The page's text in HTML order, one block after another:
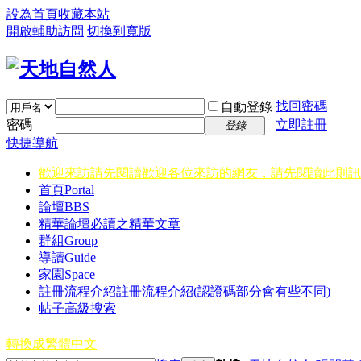
設為首頁收藏本站
開啟輔助訪問 切換到寬版
自動登錄 找回密碼
密碼
登錄
立即註冊
快捷導航
歡迎來訪請先閱讀歡迎各位來訪的網友，請先閱讀此則
首頁Portal
論壇BBS
精華論壇必讀之精華文章
群組Group
導讀Guide
家園 Space
註冊流程介紹註冊流程介紹(認證碼部分會有些不同)
帖子高級搜索
轉換成繁體中文